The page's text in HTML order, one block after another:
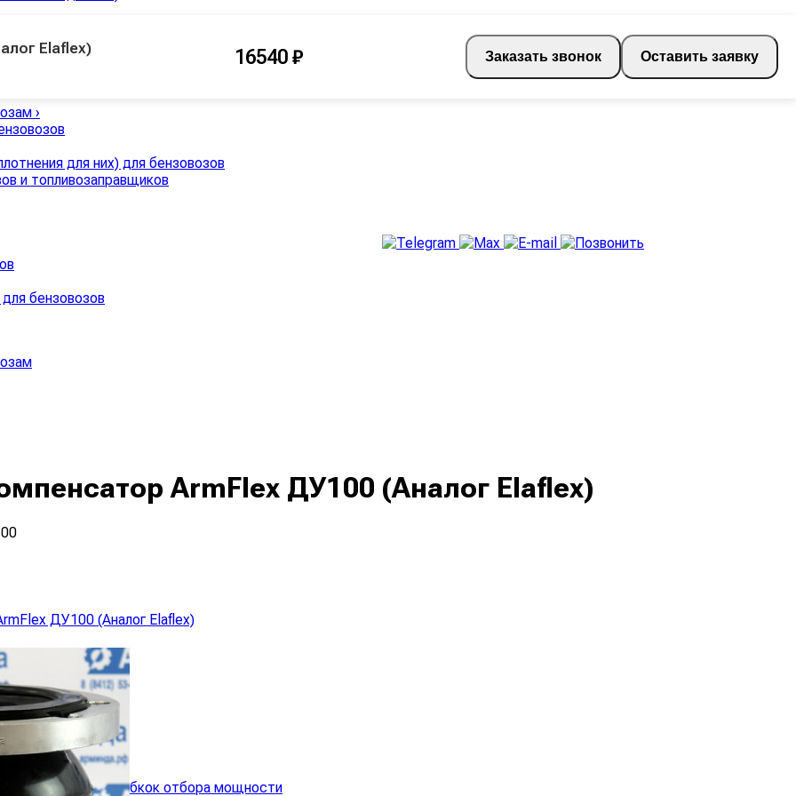
и горловины
›
для них) для бензовозов
и топливозаправщиков
бензовозов
валы для коробкок отбора мощности
ArmFlex ДУ100 (Аналог Elaflex)
Elaflex) 16540 ₽ Заказать звонок Оставить заявку